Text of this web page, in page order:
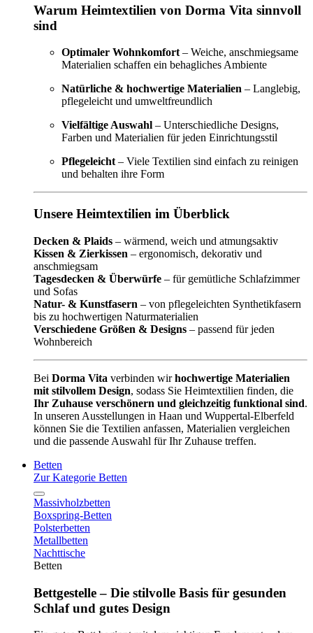
Warum Heimtextilien von Dorma Vita sinnvoll
sind
Optimaler Wohnkomfort – Weiche, anschmiegsame
Materialien schaffen ein behagliches Ambiente
Natürliche & hochwertige Materialien – Langlebig,
pflegeleicht und umweltfreundlich
Vielfältige Auswahl – Unterschiedliche Designs,
Farben und Materialien für jeden Einrichtungsstil
Pflegeleicht – Viele Textilien sind einfach zu reinigen
und behalten ihre Form
Unsere Heimtextilien im Überblick
Decken & Plaids – wärmend, weich und atmungsaktiv
Kissen & Zierkissen – ergonomisch, dekorativ und
anschmiegsam
Tagesdecken & Überwürfe – für gemütliche Schlafzimmer
und Sofas
Natur- & Kunstfasern – von pflegeleichten Synthetikfasern
bis zu hochwertigen Naturmaterialien
Verschiedene Größen & Designs – passend für jeden
Wohnbereich
Bei Dorma Vita verbinden wirhochwertige Materialien
mit stilvollem Design, sodass Sie Heimtextilien finden, die
Ihr Zuhause verschönern und gleichzeitig funktional sind.
In unseren Ausstellungen in Haan und Wuppertal-Elberfeld
können Sie die Textilien anfassen, Materialien vergleichen
und die passende Auswahl für Ihr Zuhause treffen.
Betten
Zur Kategorie Betten
Massivholzbetten
Boxspring-Betten
Polsterbetten
Metallbetten
Nachttische
Betten
Bettgestelle – Die stilvolle Basis für gesunden
Schlaf und gutes Design